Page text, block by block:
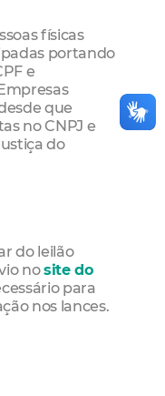
físicas
portando
e
que
no CNPJ e
do
do leilão
nosite do
para
nos lances.